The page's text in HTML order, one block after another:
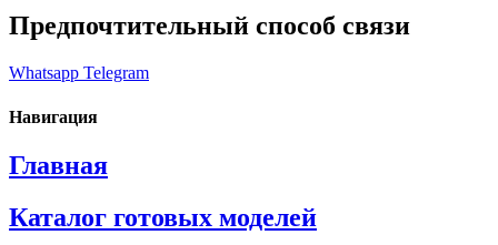
Предпочтительный способ связи
Whatsapp Telegram
Навигация
Главная
Каталог готовых моделей